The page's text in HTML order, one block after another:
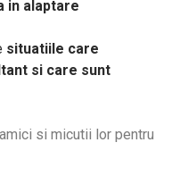
in alaptare
situatiile care
si care sunt
si micutii lor pentru